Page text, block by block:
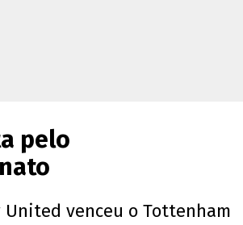
pelo
United venceu o Tottenham